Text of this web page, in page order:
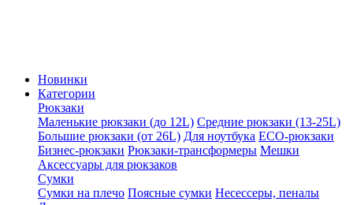
Новинки
Категории
Рюкзаки
Маленькие рюкзаки (до 12L) Средние рюкзаки (13-25L)
Большие рюкзаки (от 26L) Для ноутбука ECO-рюкзаки
Бизнес-рюкзаки Рюкзаки-трансформеры Мешки
Аксессуары для рюкзаков
Сумки
Сумки на плечо Поясные сумки Несессеры, пеналы